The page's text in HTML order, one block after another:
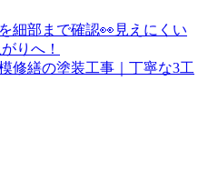
細部まで確認👀見えにくい
りへ！
修繕の塗装工事｜丁寧な3工